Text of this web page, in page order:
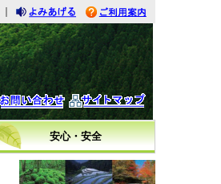
｜
みあげる
利用案内
問い合わせ イトマップ
安心・安全